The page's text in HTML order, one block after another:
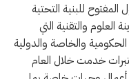
للبنية التحتية
والتقنية التي
للجهات الحكومية والخاصة والدولية
خدمت خلال العام